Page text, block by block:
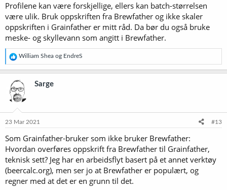
Profilene kan være forskjellige, ellers kan batch-størrelsen
være ulik. Bruk oppskriften fra Brewfather og ikke skaler
oppskriften i Grainfather er mitt råd. Da bør du også bruke
meske- og skyllevann som angitt i Brewfather.
R
e
a
k
s
j
e
:
William Shea og EndreS
Sarge
23 Mar 2021 #13
Som Grainfather-bruker som ikke bruker Brewfather:
Hvordan overføres oppskrift fra Brewfather til Grainfather,
teknisk sett? Jeg har en arbeidsflyt basert på et annet verktøy
(beercalc.org), men ser jo at Brewfather er populært, og
regner med at det er en grunn til det.